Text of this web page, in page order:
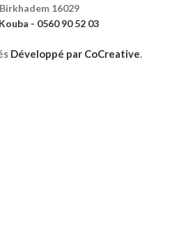
16029
- 0560 90 52 03
Développé par CoCreative.